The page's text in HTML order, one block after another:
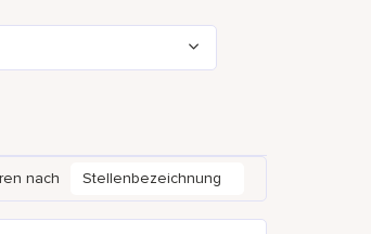
nach Stellenbezeichnung